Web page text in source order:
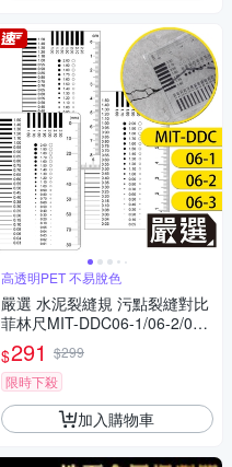
高透明PET 不易脫色
嚴選 水泥裂縫規 污點裂縫對比
菲林尺MIT-DDC06-1/06-2/06-
3三入
$291 $299
限時下殺
加入購物車